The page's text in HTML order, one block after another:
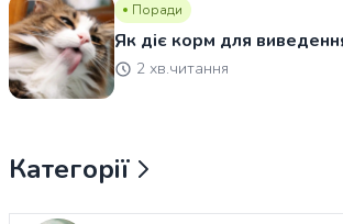
Поради
Як діє корм для
2 хв.читання
Категорії